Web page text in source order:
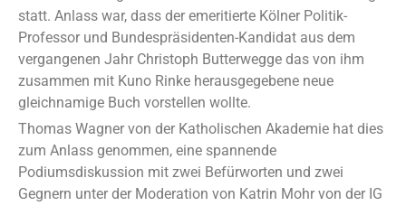
statt. Anlass war, dass der emeritierte Kölner Politik-
Professor und Bundespräsidenten-Kandidat aus dem
vergangenen Jahr Christoph Butterwegge das von ihm
zusammen mit Kuno Rinke herausgegebene neue
gleichnamige Buch vorstellen wollte.
Thomas Wagner von der Katholischen Akademie hat dies
zum Anlass genommen, eine spannende
Podiumsdiskussion mit zwei Befürworten und zwei
Gegnern unter der Moderation von Katrin Mohr von der IG